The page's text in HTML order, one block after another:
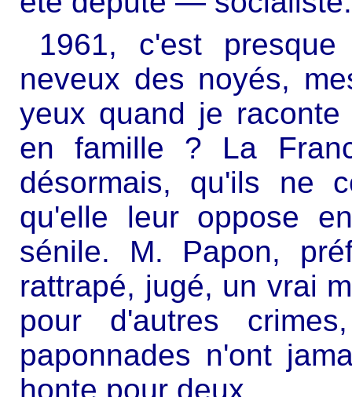
1961, c'est
neveux des noyés,
yeux quand je
en famille ? La
désormais, qu'ils ne
qu'elle leur oppose
sénile. M. Papon,
rattrapé, jugé, un vrai
pour d'autres
paponnades n'ont
honte pour deux.